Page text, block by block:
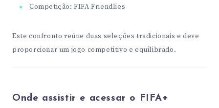
Competição: FIFA Friendlies
Este confronto reúne duas seleções tradicionais e deve
proporcionar um jogo competitivo e equilibrado.
Onde assistir e acessar o FIFA+